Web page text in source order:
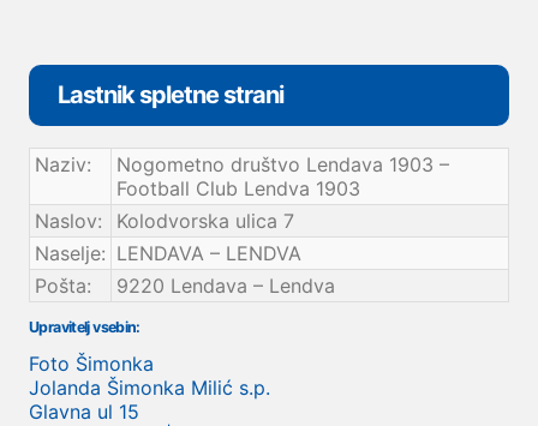
Lastnik spletne strani
Naziv:
Nogometno društvo Lendava 1903 –
Football Club Lendva 1903
Naslov:
Kolodvorska ulica 7
Naselje: LENDAVA – LENDVA
Pošta:
9220 Lendava – Lendva
Upravitelj vsebin:
Foto Šimonka
Jolanda Šimonka Milić s.p.
Glavna ul 15